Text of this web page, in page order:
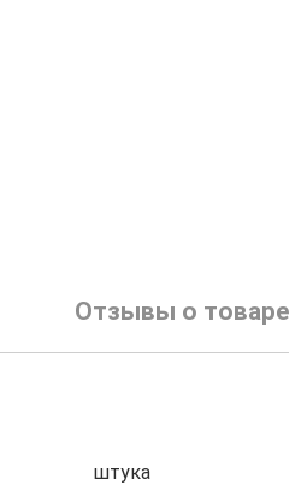
Отзывы о товаре
штука